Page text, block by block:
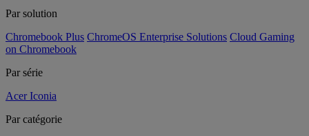
Par solution
Chromebook Plus ChromeOS Enterprise Solutions Cloud Gaming
on Chromebook
Par série
Acer Iconia
Par catégorie